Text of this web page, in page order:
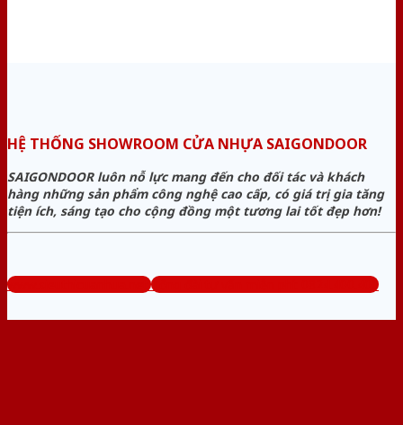
HỆ THỐNG SHOWROOM CỬA NHỰA SAIGONDOOR
SAIGONDOOR luôn nỗ lực mang đến cho đối tác và khách
hàng những sản phẩm công nghệ cao cấp, có giá trị gia tăng
tiện ích, sáng tạo cho cộng đồng một tương lai tốt đẹp hơn!
www.sieuthicuanhua.net Tổng đài tư vấn miễn phí: 0824.400.400